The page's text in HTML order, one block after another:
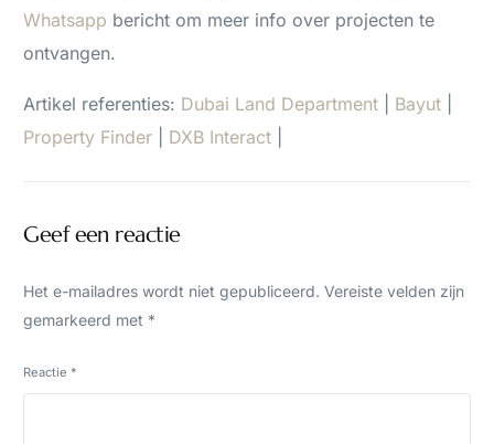
Whatsapp bericht om meer info over projecten te
ontvangen.
Artikel referenties: Dubai Land Department Bayut
Property Finder
DXB Interact
Geef een reactie
Het e-mailadres wordt niet gepubliceerd. Vereiste velden zijn
gemarkeerd met *
Reactie *